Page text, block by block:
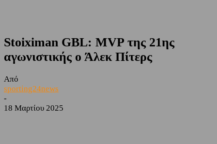
Stoiximan GBL: MVP της 21ης
αγωνιστικής ο Άλεκ Πίτερς
Από
sporting24news
-
18 Μαρτίου 2025